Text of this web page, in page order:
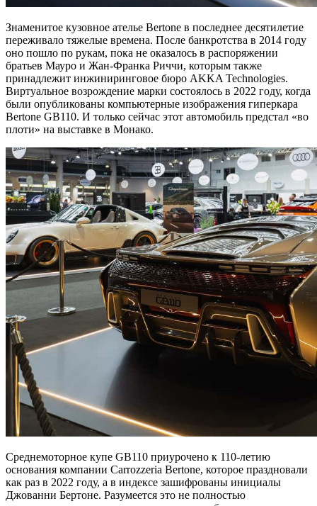
Знаменитое кузовное ателье Bertone в последнее десятилетие
переживало тяжелые времена. После банкротства в 2014 году
оно пошло по рукам, пока не оказалось в распоряжении
братьев Мауро и Жан-Франка Риччи, которым также
принадлежит инжиниринговое бюро AKKA Technologies.
Виртуальное возрождение марки состоялось в 2022 году, когда
были опубликованы компьютерные изображения гиперкара
Bertone GB110. И только сейчас этот автомобиль предстал «во
плоти» на выставке в Монако.
Среднемоторное купе GB110 приурочено к 110-летию
основания компании Carrozzeria Bertone, которое праздновали
как раз в 2022 году, а в индексе зашифрованы инициалы
Джованни Бертоне. Разумеется это не полностью